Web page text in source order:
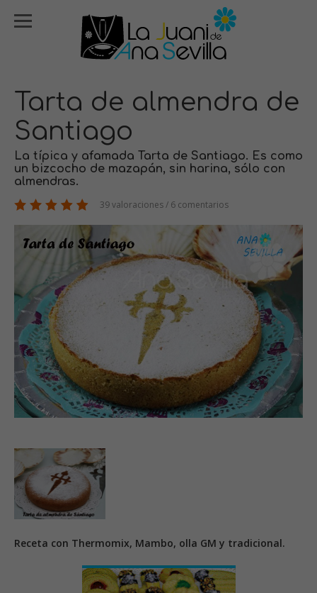
Tarta de almendra de
Santiago
La típica y afamada Tarta de Santiago. Es como
un bizcocho de mazapán, sin harina, sólo con
almendras.
39 valoraciones / 6 comentarios
Receta con Thermomix, Mambo, olla GM y tradicional.